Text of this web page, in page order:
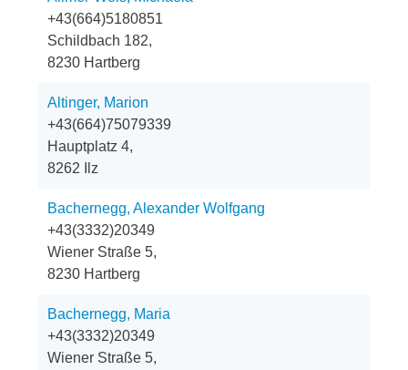
+43(664)5180851
Schildbach 182,
8230 Hartberg
Altinger, Marion
+43(664)75079339
Hauptplatz 4,
8262 Ilz
Bachernegg, Alexander Wolfgang
+43(3332)20349
Wiener Straße 5,
8230 Hartberg
Bachernegg, Maria
+43(3332)20349
Wiener Straße 5,